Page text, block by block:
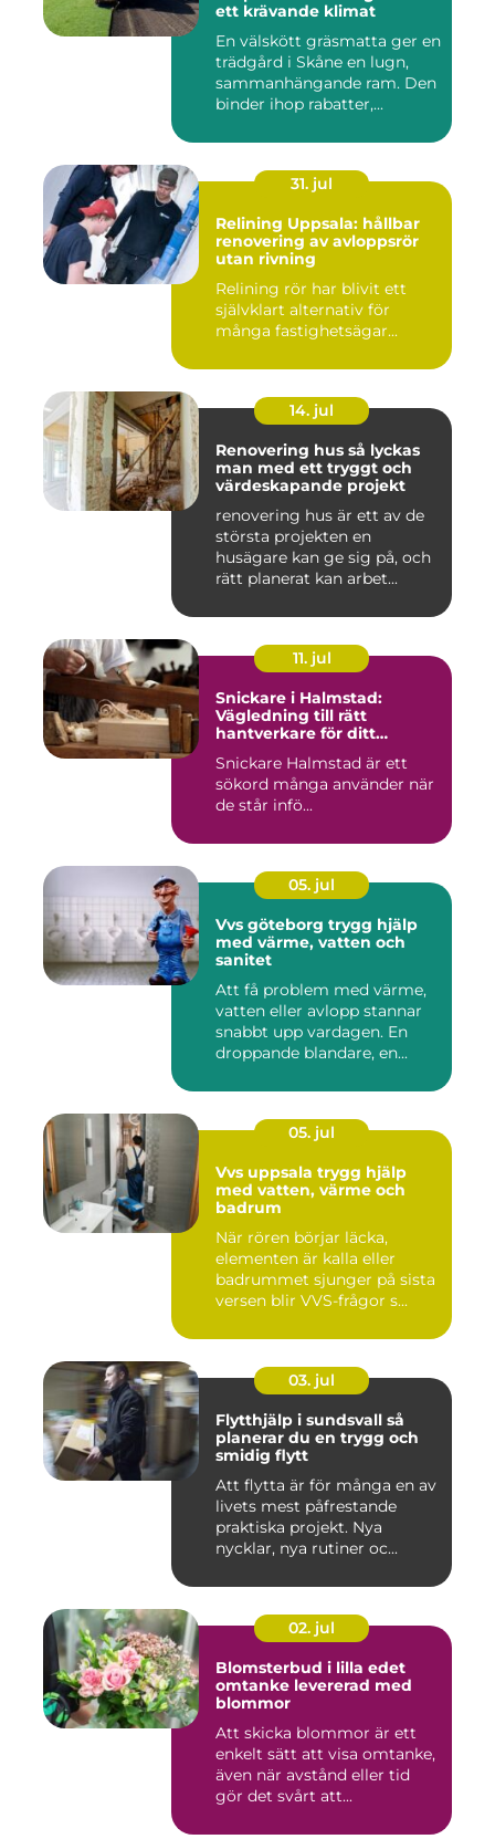
ett krävande klimat
En välskött gräsmatta ger en
trädgård i Skåne en lugn,
sammanhängande ram. Den
binder ihop rabatter,...
31. jul
Relining Uppsala: hållbar
renovering av avloppsrör
utan rivning
Relining rör har blivit ett
självklart alternativ för
många fastighetsägar...
14. jul
Renovering hus så lyckas
man med ett tryggt och
värdeskapande projekt
renovering hus är ett av de
största projekten en
husägare kan ge sig på, och
rätt planerat kan arbet...
11. jul
Snickare i Halmstad:
Vägledning till rätt
hantverkare för ditt
Snickare Halmstad är ett
sökord många använder när
de står infö...
05. jul
Vvs göteborg trygg hjälp
med värme, vatten och
sanitet
Att få problem med värme,
vatten eller avlopp stannar
snabbt upp vardagen. En
droppande blandare, en...
05. jul
Vvs uppsala trygg hjälp
med vatten, värme och
badrum
När rören börjar läcka,
elementen är kalla eller
badrummet sjunger på sista
versen blir VVS-frågor s...
03. jul
Flytthjälp i sundsvall så
planerar du en trygg och
smidig flytt
Att flytta är för många en av
livets mest påfrestande
praktiska projekt. Nya
nycklar, nya rutiner oc...
02. jul
Blomsterbud i lilla edet
omtanke levererad med
blommor
Att skicka blommor är ett
enkelt sätt att visa omtanke,
även när avstånd eller tid
gör det svårt att...